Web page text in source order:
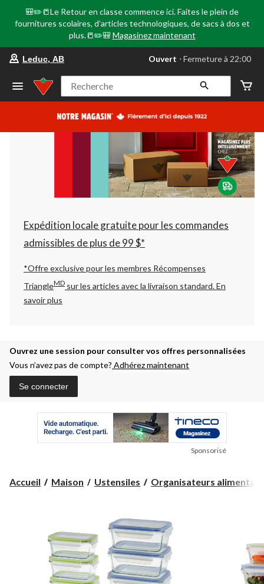
🎒✏️📒Le Retour en classe commence ici. Faites le plein de
fournitures scolaires, d'articles technologiques, de sacs à dos et
plus.📒✏️🎒 Magasinez maintenant
votre
préféré
Leduc,
AB,
courament
Fermeture
à
22:00
cliquer
pour
changer
Leduc, AB Ouvert ⋅ Fermeture à 22:00
Recherche
Expédition locale gratuite pour les commandes
admissibles de plus de 99 $*
*Offre exclusive pour les membres Récompenses
TriangleMD sur les articles avec la livraison standard.En
savoir plus
Ouvrez une session pour consulter vos offres personnalisées
Vous n’avez pas de compte? Adhérez maintenant
Se connecter
Sponsorisé
Accueil Maison Ustensiles Organisateurs